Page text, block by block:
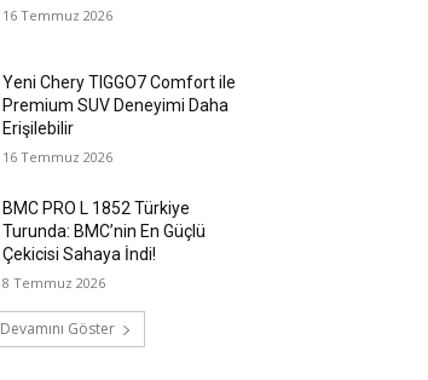
16 Temmuz 2026
Yeni Chery TIGGO7 Comfort ile
Premium SUV Deneyimi Daha
Erişilebilir
16 Temmuz 2026
BMC PRO L 1852 Türkiye
Turunda: BMC’nin En Güçlü
Çekicisi Sahaya İndi!
8 Temmuz 2026
Devamını Göster